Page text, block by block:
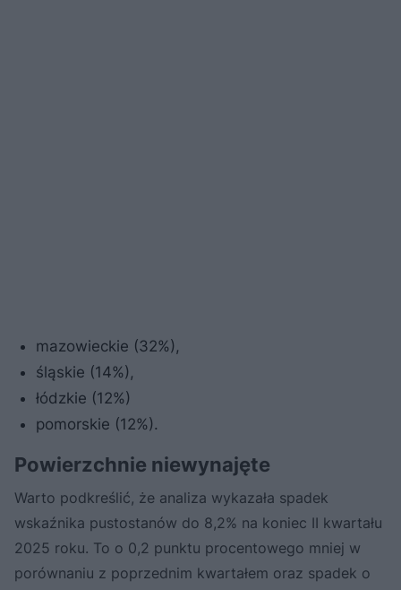
mazowieckie (32%),
śląskie (14%),
łódzkie (12%)
pomorskie (12%).
Powierzchnie niewynajęte
Warto podkreślić, że analiza wykazała spadek
wskaźnika pustostanów do 8,2% na koniec II kwartału
2025 roku. To o 0,2 punktu procentowego mniej w
porównaniu z poprzednim kwartałem oraz spadek o